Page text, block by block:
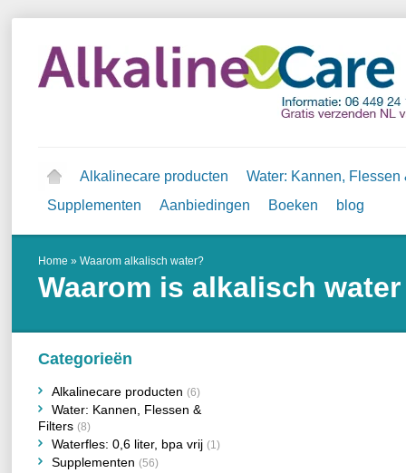
Alkalinecare producten
Water: Kannen, Flessen
Supplementen
Aanbiedingen Boeken blog
Home » Waarom alkalisch water?
Waarom is alkalisch
Categorieën
Alkalinecare producten (6)
Water: Kannen, Flessen &
Filters (8)
Waterfles: 0,6 liter, bpa vrij (1)
Supplementen (56)